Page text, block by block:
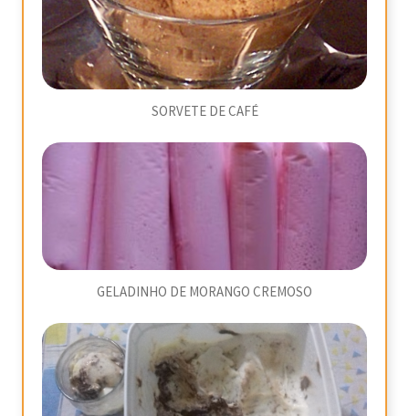
SORVETE DE CAFÉ
GELADINHO DE MORANGO CREMOSO